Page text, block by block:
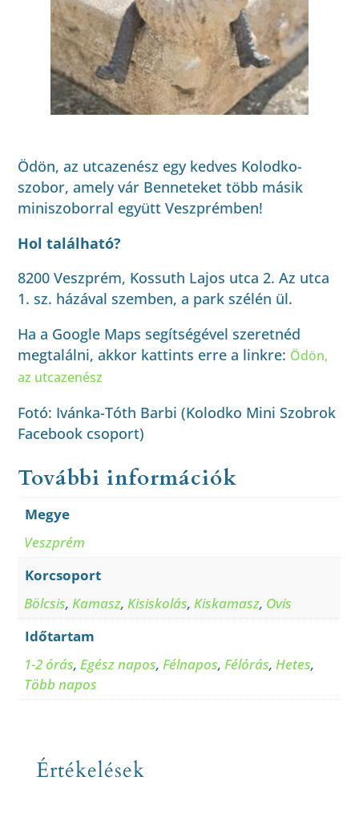
Ödön, az utcazenész egy kedves Kolodko-
szobor, amely vár Benneteket több másik
miniszoborral együtt Veszprémben!
Hol található?
8200 Veszprém, Kossuth Lajos utca 2. Az utca
1. sz. házával szemben, a park szélén ül.
Ha a Google Maps segítségével szeretnéd
megtalálni, akkor kattints erre a linkre: Ödön,
az utcazenész
Fotó: Ivánka-Tóth Barbi (Kolodko Mini Szobrok
Facebook csoport)
További információk
Megye
Veszprém
Korcsoport
Bölcsis,Kamasz,Kisiskolás,Kiskamasz, Ovis
Időtartam
1-2 órás,Egész napos,Félnapos,Félórás,Hetes,
Több napos
Értékelések